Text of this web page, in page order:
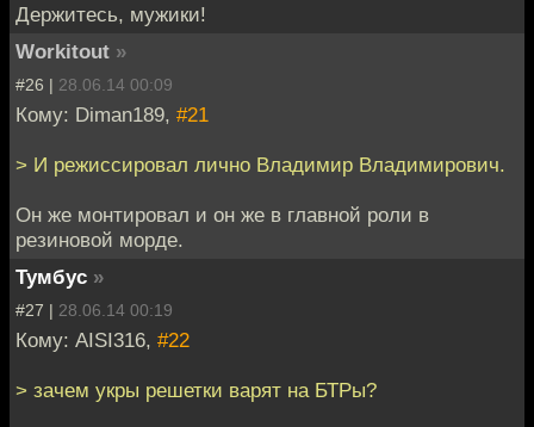
Держитесь, мужики!
Workitout »
#26 | 28.06.14 00:09
Кому: Diman189, #21
> И режиссировал лично Владимир Владимирович.
Он же монтировал и он же в главной роли в
резиновой морде.
Тумбус »
#27 | 28.06.14 00:19
Кому: AISI316, #22
> зачем укры решетки варят на БТРы?